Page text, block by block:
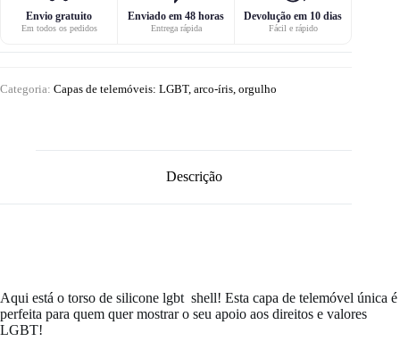
Envio gratuito
Em todos os pedidos
Enviado em 48 horas
Entrega rápida
Devolução em 10 dias
Fácil e rápido
Categoria: Capas de telemóveis: LGBT, arco-íris, orgulho
Descrição
Aqui está o torso de silicone lgbt shell! Esta capa de telemóvel única é
perfeita para quem quer mostrar o seu apoio aos direitos e valores
LGBT!